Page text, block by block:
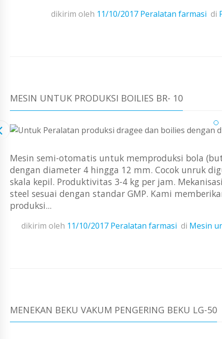
dikirim oleh 11/10/2017 Peralatan farmasi di
MESIN UNTUK PRODUKSI BOILIES BR- 10
Mesin semi-otomatis untuk memproduksi bola
dengan diameter 4 hingga 12 mm. Cocok unruk
skala kepil. Produktivitas 3-4 kg per jam.
steel sesuai dengan standar GMP. Kami
produksi...
dikirim oleh 11/10/2017 Peralatan farmasi di Mesin
MENEKAN BEKU VAKUM PENGERING BEKU LG-50